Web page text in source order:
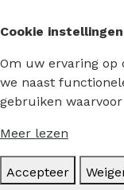
Cookie instellingen
Om uw ervaring op
we naast
gebruiken
Meer lezen
Accepteer